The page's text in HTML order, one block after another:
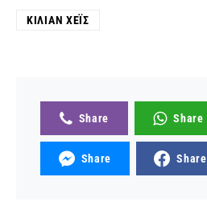
ΚΊΛΙΑΝ ΧΈΙΣ
Share Share
Share Share